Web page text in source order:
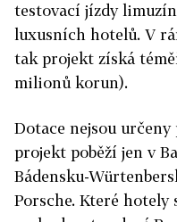
testovací jízdy
luxusních hotelů. V
tak projekt získá
milionů korun).
Dotace nejsou
projekt poběží jen v
Bádensku-
Porsche. Které hotely